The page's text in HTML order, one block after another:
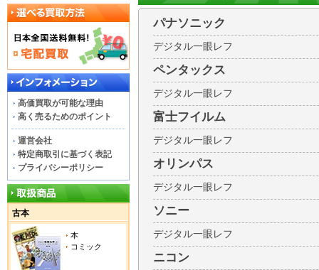
パナソニック
デジタル一眼レフ
ペンタックス
デジタル一眼レフ
富士フイルム
デジタル一眼レフ
オリンパス
デジタル一眼レフ
ソニー
デジタル一眼レフ
ニコン
高価買取が可能な理由
高く売るためのポイント
運営会社
特定商取引に基づく表記
プライバシーポリシー
古本
本
コミック